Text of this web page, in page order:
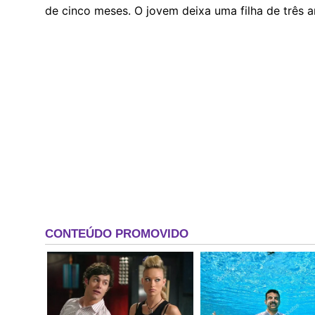
de cinco meses. O jovem deixa uma filha de três